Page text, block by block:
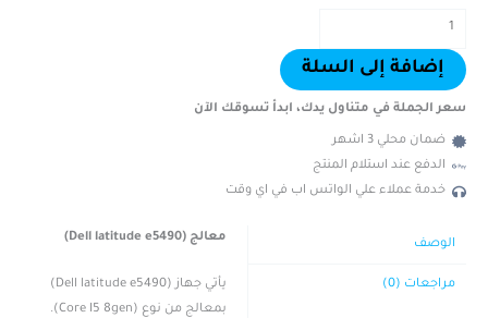
إضافة إلى السلة
سعر الجملة في متناول يدك، ابدأ تسوقك الآن
ضمان محلي 3 اشهر
الدفع عند استلام المنتج
خدمة عملاء علي الواتس اب في اي وقت
الوصف
مراجعات (0)
معالج (Dell latitude e5490)
يأتي جهاز (Dell latitude e5490)
بمعالج من نوع (Core I5 8gen).